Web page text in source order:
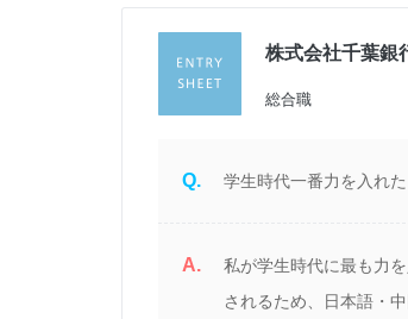
株式会社千葉銀
総合職
Q. 学生時代一番力を入れた
A.
私が学生時代に最も力
されるため、日本語・